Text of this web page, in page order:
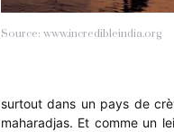
Source: www.incredibleindia.org
surtout dans un pays de
maharadjas. Et comme un